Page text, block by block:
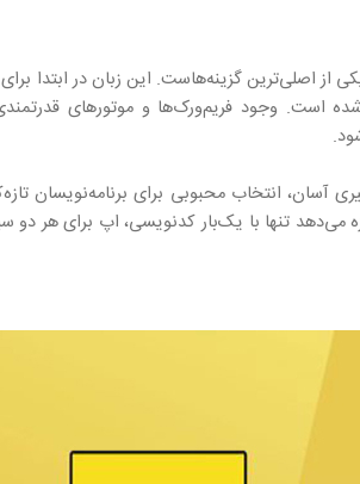
اصلی‌ترین گزینه‌هاست. این زبان در ابتدا
آسان، انتخاب محبوبی برای برنامه‌نویسان